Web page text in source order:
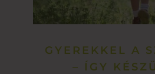
GYEREKKEL A
– ÍGY